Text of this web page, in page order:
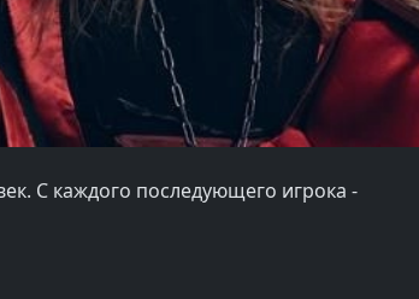
С каждого последующего игрока -